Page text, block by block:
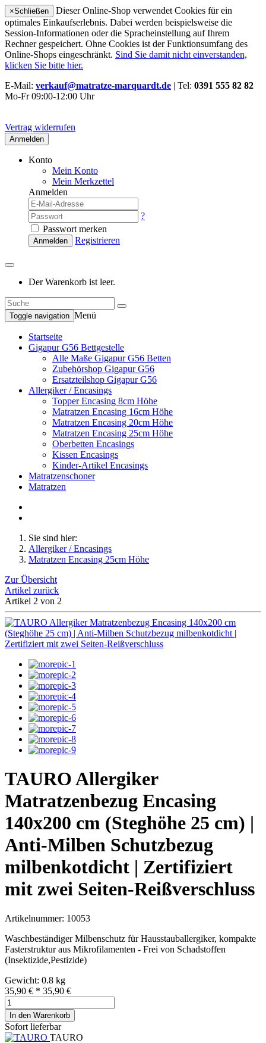
×Schließen
Dieser Online-Shop verwendet Cookies für ein
optimales Einkaufserlebnis. Dabei werden beispielsweise die
Session-Informationen oder die Spracheinstellung auf Ihrem
Rechner gespeichert. Ohne Cookies ist der Funktionsumfang des
Online-Shops eingeschränkt. Sind Sie damit nicht einverstanden,
klicken Sie bitte hier.
E-Mail: verkauf@matratze-marquardt.de | Tel: 0391 555 82 82
Mo-Fr 09:00-12:00 Uhr
Vertrag widerrufen
Anmelden
Konto
Mein Konto
Mein Merkzettel
Anmelden
?
Passwort merken
Anmelden Registrieren
Der Warenkorb ist leer.
Toggle navigation Menü
Startseite
Gigapur G56 Bettgestelle
Alle Maße Gigapur G56 Betten
Zubehörshop Gigapur G56
Ersatzteilshop Gigapur G56
Allergiker / Encasings
Topper Encasing 8cm Höhe
Matratzen Encasing 16cm Höhe
Matratzen Encasing 20cm Höhe
Matratzen Encasing 25cm Höhe
Oberbetten Encasings
Kissen Encasings
Kinder-Artikel Encasings
Matratzenschoner
Matratzen
Sie sind hier:
Allergiker / Encasings
Matratzen Encasing 25cm Höhe
Zur Übersicht
Artikel zurück
Artikel 2 von 2
TAURO Allergiker
Matratzenbezug Encasing
140x200 cm (Steghöhe 25 cm) |
Anti-Milben Schutzbezug
milbenkotdicht | Zertifiziert
mit zwei Seiten-Reißverschluss
Artikelnummer: 10053
Waschbeständiger Milbenschutz für Hausstauballergiker, kompakte
Fasterstruktur aus Mikrofilamenten - Frei von Schadstoffen
(Insektizide,Pestizide)
Gewicht: 0.8 kg
35,90 € * 35,90 €
In den Warenkorb
Sofort lieferbar
TAURO